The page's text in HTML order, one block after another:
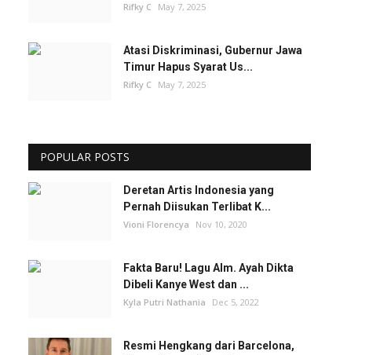
Rifky C May 7, 2025
Atasi Diskriminasi, Gubernur Jawa
Timur Hapus Syarat Us...
Rifky C May 7, 2025
POPULAR POSTS
Deretan Artis Indonesia yang
Pernah Diisukan Terlibat K...
Vioni Florencya Nov 10, 2020
Fakta Baru! Lagu Alm. Ayah Dikta
Dibeli Kanye West dan ...
Kyla Putri Nathania Dec 5, 2022
Resmi Hengkang dari Barcelona,